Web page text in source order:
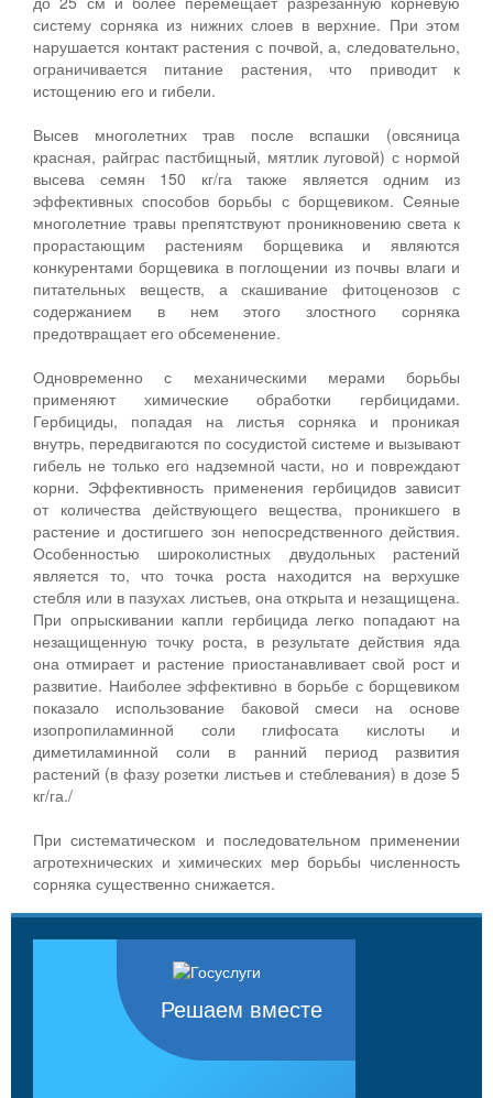
систему сорняка из нижних слоев в верхние. При этом
нарушается контакт растения с почвой, а, следовательно,
ограничивается питание растения, что приводит к
истощению его и гибели.
Высев многолетних трав после вспашки (овсяница
красная, райграс пастбищный, мятлик луговой) с нормой
высева семян 150 кг/га также является одним из
эффективных способов борьбы с борщевиком. Сеяные
многолетние травы препятствуют проникновению света к
прорастающим растениям борщевика и являются
конкурентами борщевика в поглощении из почвы влаги и
питательных веществ, а скашивание фитоценозов с
содержанием в нем этого злостного сорняка
предотвращает его обсеменение.
Одновременно с механическими мерами борьбы
применяют химические обработки гербицидами.
Гербициды, попадая на листья сорняка и проникая
внутрь, передвигаются по сосудистой системе и вызывают
гибель не только его надземной части, но и повреждают
корни. Эффективность применения гербицидов зависит
от количества действующего вещества, проникшего в
растение и достигшего зон непосредственного действия.
Особенностью широколистных двудольных растений
является то, что точка роста находится на верхушке
стебля или в пазухах листьев, она открыта и незащищена.
При опрыскивании капли гербицида легко попадают на
незащищенную точку роста, в результате действия яда
она отмирает и растение приостанавливает свой рост и
развитие. Наиболее эффективно в борьбе с борщевиком
показало использование баковой смеси на основе
изопропиламинной соли глифосата кислоты и
диметиламинной соли в ранний период развития
растений (в фазу розетки листьев и стеблевания) в дозе 5
кг/га./
При систематическом и последовательном применении
агротехнических и химических мер борьбы численность
сорняка существенно снижается.
Решаем вместе